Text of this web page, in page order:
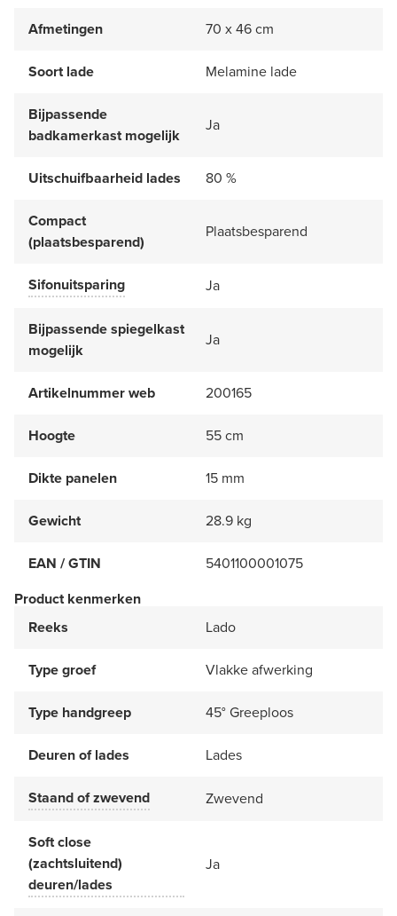
Afmetingen 70 x 46 cm
Soort lade Melamine lade
Bijpassende
badkamerkast mogelijk
Ja
Uitschuifbaarheid lades 80 %
Compact
(plaatsbesparend)
Plaatsbesparend
Sifonuitsparing Ja
Bijpassende spiegelkast
mogelijk
Ja
Artikelnummer web 200165
Hoogte 55 cm
Dikte panelen 15 mm
Gewicht 28.9 kg
EAN / GTIN
5401100001075
Product kenmerken
Reeks
Lado
Type groef Vlakke afwerking
Type handgreep 45° Greeploos
Deuren of lades Lades
Staand of zwevend Zwevend
Soft close
(zachtsluitend)
deuren/lades
Ja